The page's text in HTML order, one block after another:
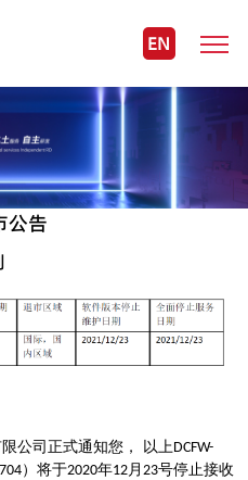
EN
公告
公司正式通知您，
以上 DCFW-
）将于2020年12 月 23号停止接收